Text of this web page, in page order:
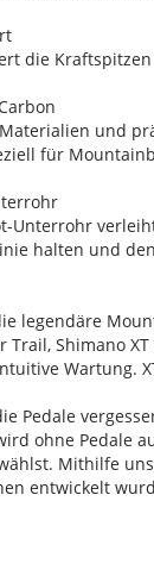
die
und
für
Unterrohr
halten und
legendäre
Trail, Shimano
Wartung.
Pedale
ohne Pedale
Mithilfe
entwickelt